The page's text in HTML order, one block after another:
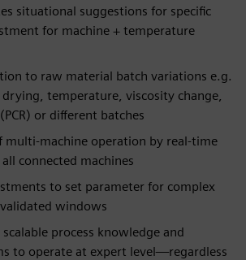
situational suggestions for specific
for machine + temperature
to raw material batch variations e.g.
temperature, viscosity change,
or different batches
multi-machine operation by real-time
connected machines
to set parameter for complex
windows
process knowledge and
to operate at expert level—regardless